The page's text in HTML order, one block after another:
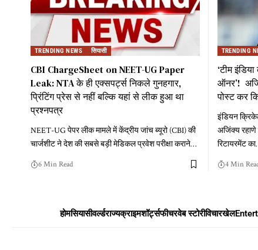
TRENDING NEWS सियासी
CBI ChargeSheet on NEET-UG Paper
Leak: NTA के ही एक्सपर्ट्स निकले गुनहगार,
प्रिंटिंग प्रेस से नहीं बल्कि यहां से लीक हुआ था
प्रश्नपत्र
NEET-UG पेपर लीक मामले में केंद्रीय जांच ब्यूरो (CBI) की
चार्जशीट ने देश की सबसे बड़ी मेडिकल प्रवेश परीक्षा कराने…
6 Min Read
TRENDING
‘टीम
ऑनर’!
पोस्ट कर
इंडियन
अजिंक्य
रिटायरमेंट का
4 Min
होमसियासीवर्ल्डराज्यक्राइमशॉर्ट्सफीचरवेब स्टोरीविचारखेल